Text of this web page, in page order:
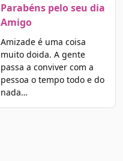
Parabéns pelo seu dia
Amigo
Amizade é uma coisa
muito doida. A gente
passa a conviver com a
pessoa o tempo todo e do
nada…